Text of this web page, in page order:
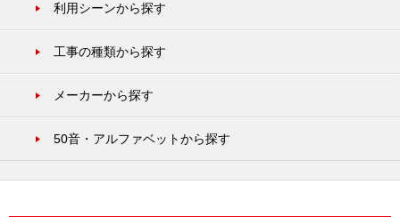
利用シーンから探す
工事の種類から探す
メーカーから探す
50音・アルファベットから探す